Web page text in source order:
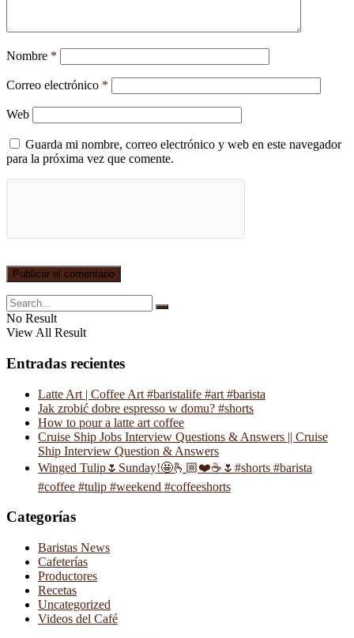
Nombre *
Correo electrónico *
Web
Guarda mi nombre, correo electrónico y web en este navegador
para la próxima vez que comente.
No Result
View All Result
Entradas recientes
Latte Art | Coffee Art #baristalife #art #barista
Jak zrobić dobre espresso w domu? #shorts
How to pour a latte art coffee
Cruise Ship Jobs Interview Questions & Answers || Cruise
Ship Interview Question & Answers
Winged Tulip🌷Sunday!🤩🫰🏼❤️☕️🌷#shorts #barista
#coffee #tulip #weekend #coffeeshorts
Categorías
Baristas News
Cafeterías
Productores
Recetas
Uncategorized
Videos del Café